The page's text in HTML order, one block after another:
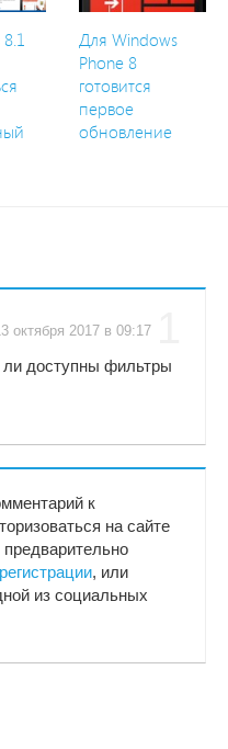
Для Windows
Phone 8
готовится
первое
обновление
октября 2017 в 09:17
ли доступны фильтры
к
на сайте
регистрации, или
из социальных